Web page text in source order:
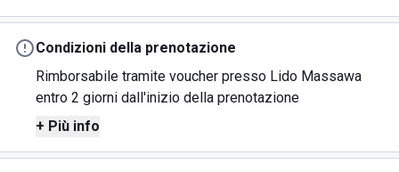
Condizioni della prenotazione
Rimborsabile tramite voucher presso Lido Massawa
entro 2 giorni dall'inizio della prenotazione
+ Più info